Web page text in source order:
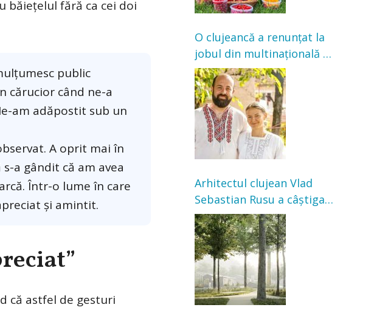
băiețelul fără ca cei doi
public
cărucior când ne-a
am adăpostit sub un
A oprit mai în
a gândit că am avea
Într-o lume în care
și amintit.
că astfel de gesturi
O clujeancă a renunțat la
jobul din multinațională și
s-a mutat la țară. Acum
cultivă legume în grădina
bunicilor
Arhitectul clujean Vlad
Sebastian Rusu a câștigat
concursul pentru
transformarea Grădinii
Casei Universitarilor